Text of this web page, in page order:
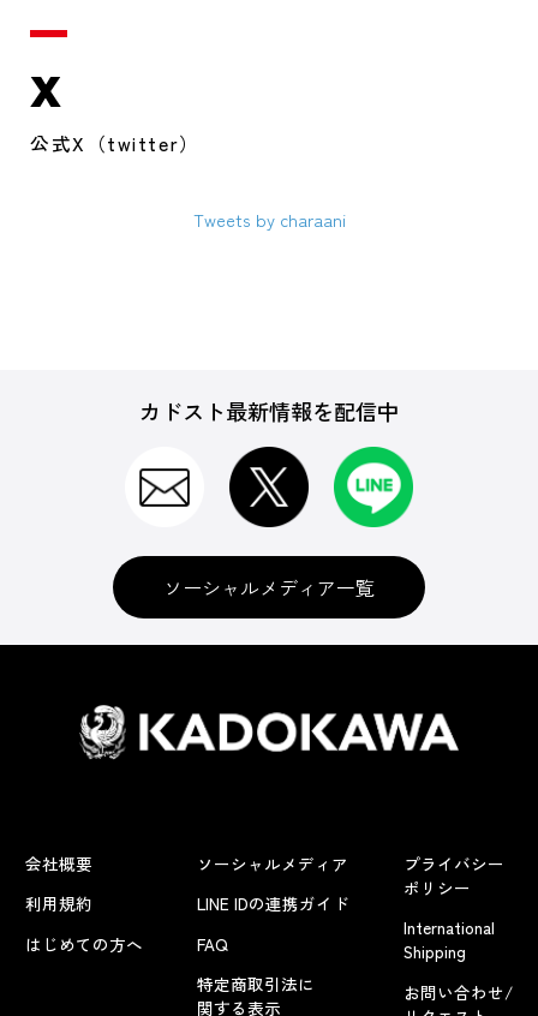
X
公式X（twitter）
Tweets by charaani
カドスト最新情報を配信中
ソーシャルメディア一覧
会社概要
利用規約
はじめての方へ
ソーシャルメディア
LINE IDの連携ガイド
FAQ
特定商取引法に
関する表示
プライバシー
ポリシー
International
Shipping
お問い合わせ/